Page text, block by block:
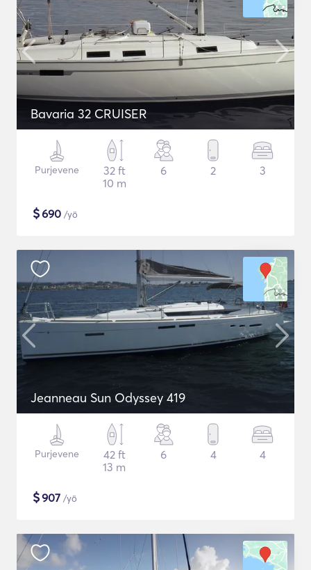
Bavaria 32 CRUISER
Purjevene
32 ft
10 m
6 2 3
$690 /yö
Jeanneau Sun Odyssey 419
Purjevene
42 ft
13 m
6 4 4
$907 /yö